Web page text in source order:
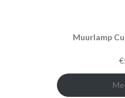
Muurlamp
€